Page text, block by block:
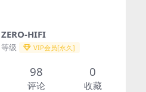
ZERO-HIFI
等级 VIP会员[永久]
98
评论
0
收藏